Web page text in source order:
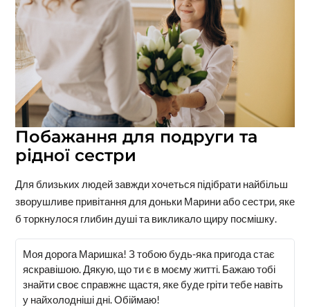
Побажання для подруги та
рідної сестри
Для близьких людей завжди хочеться підібрати найбільш
зворушливе привітання для доньки Марини або сестри, яке
б торкнулося глибин душі та викликало щиру посмішку.
Моя дорога Маришка! З тобою будь-яка пригода стає
яскравішою. Дякую, що ти є в моєму житті. Бажаю тобі
знайти своє справжнє щастя, яке буде гріти тебе навіть
у найхолодніші дні. Обіймаю!